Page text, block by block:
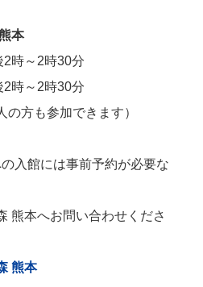
本
～2時30分
～2時30分
方も参加できます）
入館には事前予約が必要な
熊本へお問い合わせくださ
熊本